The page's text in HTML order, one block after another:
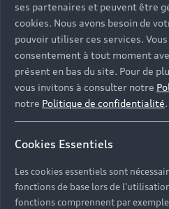
ses partenaires et peuvent être
cookies. Nous avons besoin de
pouvoir utiliser ces services.
consentement à tout moment
présent en bas du site. Pour de
vous invitons à consulter notre
notre Politique de confidentialité.
Cookies Essentiels
Les cookies essentiels sont
fonctions de base lors de
fonctions comprennent par